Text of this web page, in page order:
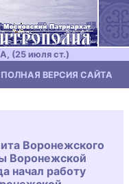
(25 июля ст.)
ПОЛНАЯ ВЕРСИЯ САЙТА
Воронежского
Воронежской
начал работу